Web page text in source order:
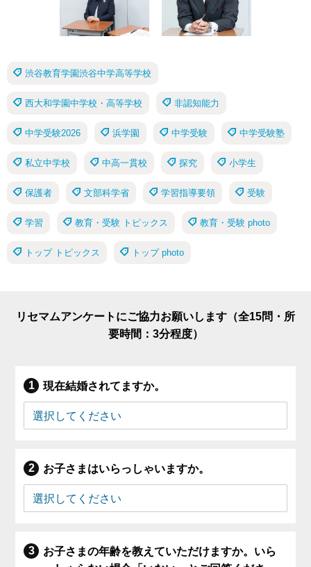
渋谷教育学園渋谷中学高等学校
西大和学園中学校・高等学校 非認知能力
中学受験2026 浜学園 中学受験 中学受験塾
私立中学校 中高一貫校 探究 小学生
保護者 文部科学省 学習指導要領 受験
学習 教育・受験 トピックス 教育・受験 photo
トップ トピックス トップ photo
リセマムアンケートにご協力お願いします（全15問・所
要時間：3分程度）
現在結婚されてますか。
お子さまはいらっしゃいますか。
お子さまの年齢を教えていただけますか。いら